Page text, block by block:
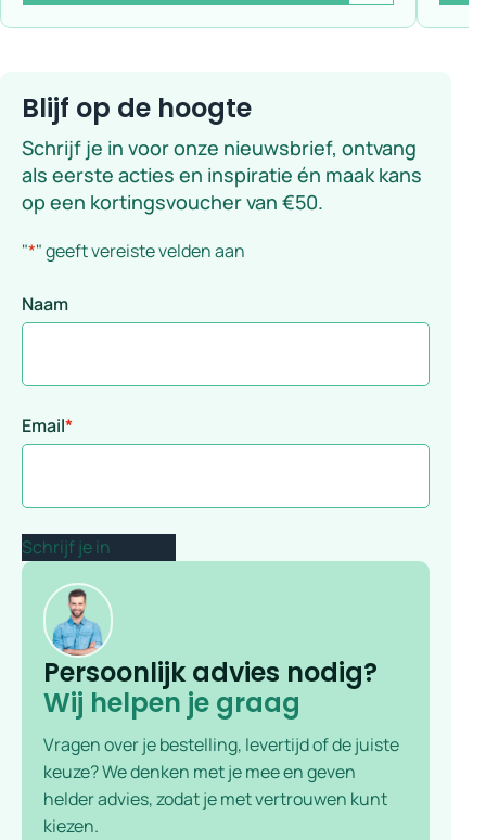
Blijf op de hoogte
Schrijf je in voor onze nieuwsbrief, ontvang
als eerste acties en inspiratie én maak kans
op een kortingsvoucher van €50.
"*" geeft vereiste velden aan
Naam
Email*
Persoonlijk advies nodig?
Wij helpen je graag
Vragen over je bestelling, levertijd of de juiste
keuze? We denken met je mee en geven
helder advies, zodat je met vertrouwen kunt
kiezen.